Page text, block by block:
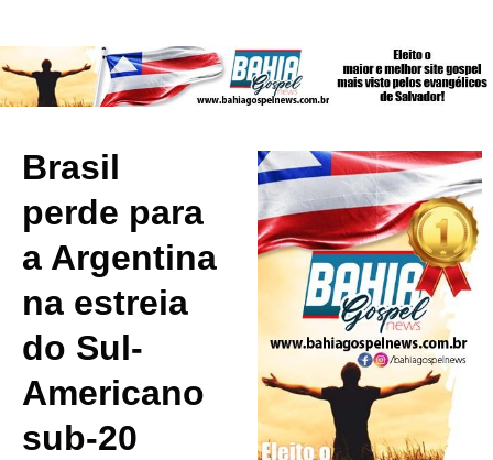
Brasil
perde para
a Argentina
na estreia
do Sul-
Americano
sub-20